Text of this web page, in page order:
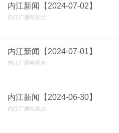
内江新闻【2024-07-02】
内江广播电视台
内江新闻【2024-07-01】
内江广播电视台
内江新闻【2024-06-30】
内江广播电视台